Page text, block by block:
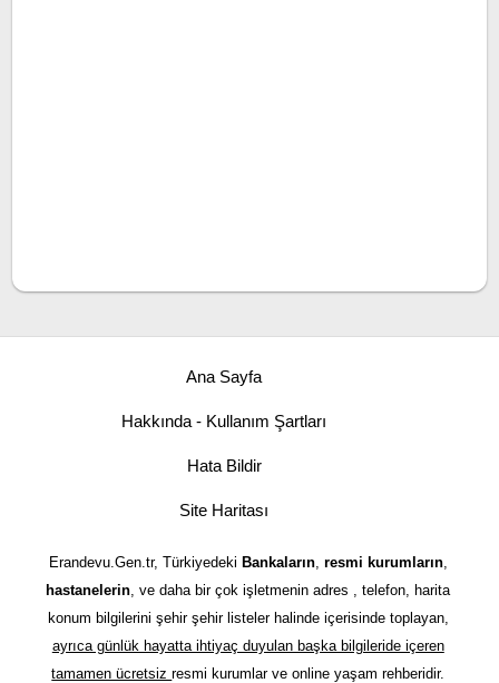
Ana Sayfa
Hakkında - Kullanım Şartları
Hata Bildir
Site Haritası
Erandevu.Gen.tr, Türkiyedeki Bankaların, resmi kurumların,
hastanelerin, ve daha bir çok işletmenin adres , telefon, harita
konum bilgilerini şehir şehir listeler halinde içerisinde toplayan,
ayrıca günlük hayatta ihtiyaç duyulan başka bilgileride içeren
tamamen ücretsizresmi kurumlar ve online yaşam rehberidir.